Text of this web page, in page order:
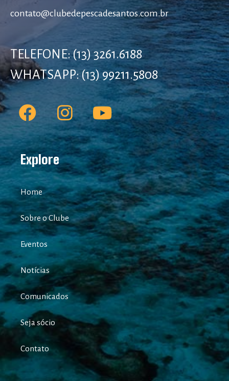
contato@clubedepescadesantos.com.br
TELEFONE: (13) 3261.6188
WHATSAPP: (13) 99211.5808
Explore
Home
Sobre o Clube
Eventos
Notícias
Comunicados
Seja sócio
Contato